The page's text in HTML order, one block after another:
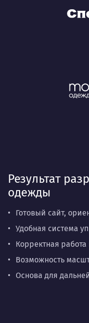
Результат
одежды
Готовый сайт,
Удобная система
Корректная работа
Возможность
Основа для